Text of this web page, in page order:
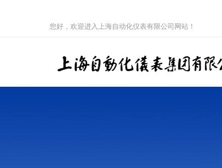
您好，欢迎进入上海自动化仪表有限公司网站！